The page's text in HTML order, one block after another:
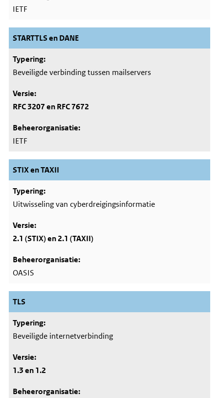
IETF
STARTTLS en DANE
Beveiligde verbinding tussen mailservers
RFC 3207 en RFC 7672
IETF
STIX en TAXII
Uitwisseling van cyberdreigingsinformatie
2.1 (STIX) en 2.1 (TAXII)
OASIS
TLS
Beveiligde internetverbinding
1.3 en 1.2